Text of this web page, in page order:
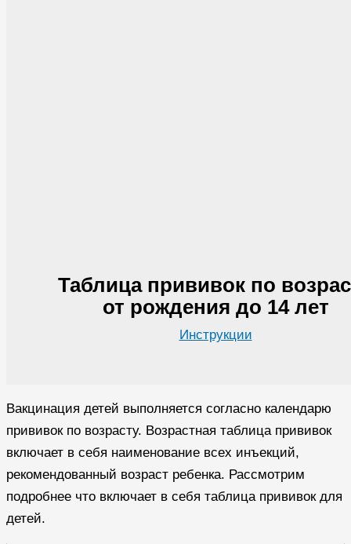
Таблица прививок по
от рождения до 14 лет
Инструкции
Вакцинация детей выполняется согласно календарю
прививок по возрасту. Возрастная таблица прививок
включает в себя наименование всех инъекций,
рекомендованный возраст ребенка. Рассмотрим
подробнее что включает в себя таблица прививок для
детей.